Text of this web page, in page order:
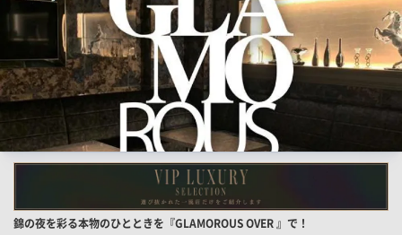
店
錦の夜を彩る本物のひとときを『GLAMOROUS OVER 』で！